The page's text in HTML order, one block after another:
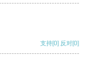
支持[0] 反对[0]